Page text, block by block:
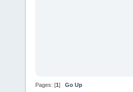
Pages: [1] Go Up